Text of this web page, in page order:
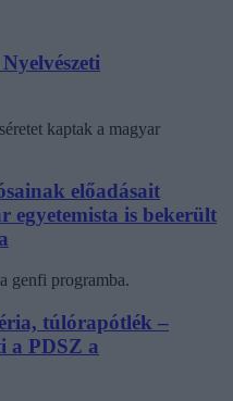
kaptak a magyar
előadásait
egyetemista is bekerült
genfi programba.
túlórapótlék –
a PDSZ a